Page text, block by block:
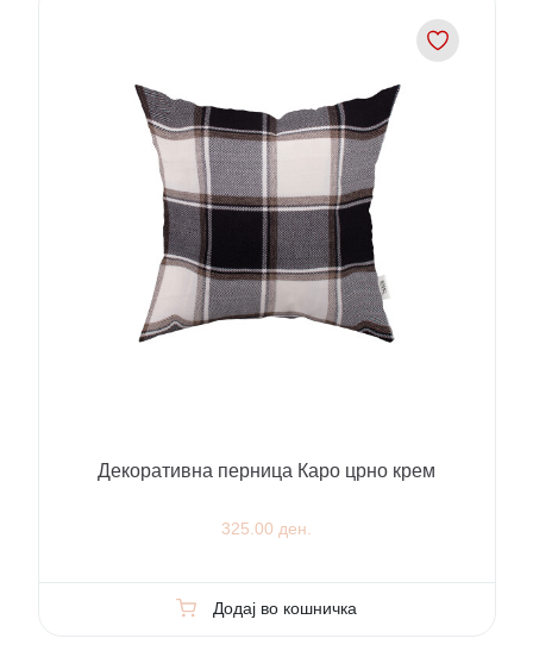
Декоративна перница Каро црно крем
325.00 ден.
Додај во кошничка